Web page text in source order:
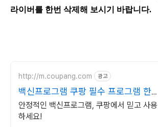
라이버를 한번 삭제해 보시기 바랍니다.
http://m.coupang.com 광고
백신프로그램 쿠팡 필수 프로그램 한번
에!
안정적인 백신프로그램, 쿠팡에서 믿고 사용
하세요!